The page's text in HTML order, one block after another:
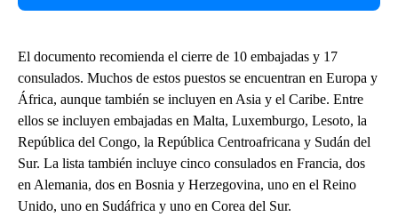
El documento recomienda el cierre de 10 embajadas y 17
consulados. Muchos de estos puestos se encuentran en Europa y
África, aunque también se incluyen en Asia y el Caribe. Entre
ellos se incluyen embajadas en Malta, Luxemburgo, Lesoto, la
República del Congo, la República Centroafricana y Sudán del
Sur. La lista también incluye cinco consulados en Francia, dos
en Alemania, dos en Bosnia y Herzegovina, uno en el Reino
Unido, uno en Sudáfrica y uno en Corea del Sur.